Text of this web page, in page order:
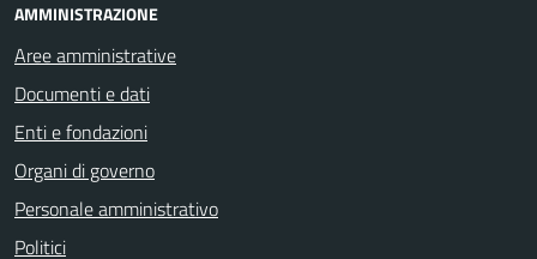
AMMINISTRAZIONE
Aree amministrative
Documenti e dati
Enti e fondazioni
Organi di governo
Personale amministrativo
Politici